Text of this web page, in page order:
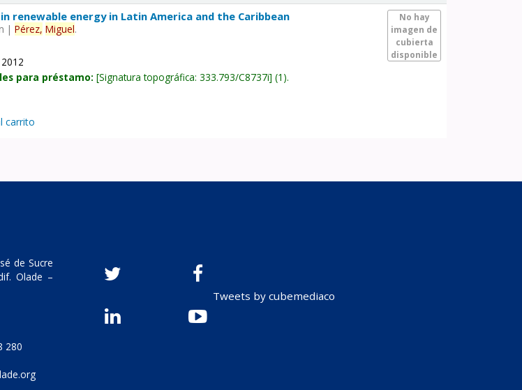
No hay
imagen de
cubierta
disponible
renewable energy in Latin America and the Caribbean
|Pérez, Miguel.
para préstamo: Signatura topográfica:333.793/C8737i (1).
carrito
de Sucre
Olade –
280
Tweets by cubemediaco